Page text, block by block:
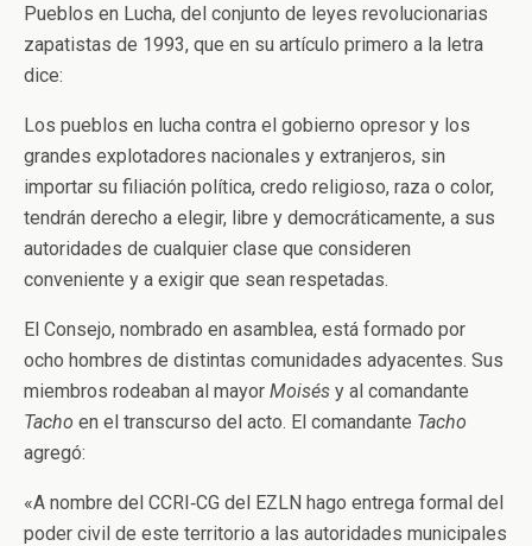
Pueblos en Lucha, del conjunto de leyes revolucionarias
zapatistas de 1993, que en su artículo primero a la letra
dice:
Los pueblos en lucha contra el gobierno opresor y los
grandes explotadores nacionales y extranjeros, sin
importar su filiación política, credo religioso, raza o color,
tendrán derecho a elegir, libre y democráticamente, a sus
autoridades de cualquier clase que consideren
conveniente y a exigir que sean respetadas.
El Consejo, nombrado en asamblea, está formado por
ocho hombres de distintas comunidades adyacentes. Sus
miembros rodeaban al mayor Moisés y al comandante
Tacho en el transcurso del acto. El comandante Tacho
agregó:
«A nombre del CCRI‑CG del EZLN hago entrega formal del
poder civil de este territorio a las autoridades municipales